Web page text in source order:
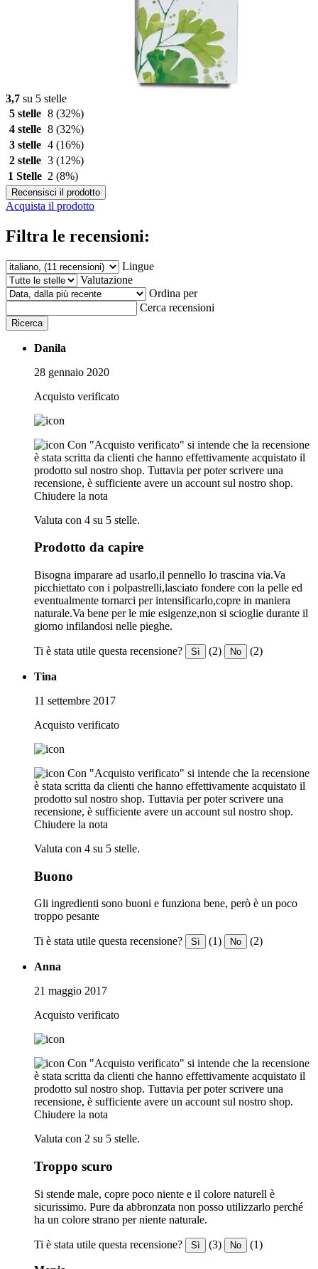
3,7 su 5 stelle
5 stelle 8 (32%)
4 stelle 8 (32%)
3 stelle 4 (16%)
2 stelle 3 (12%)
1 Stelle 2 (8%)
Recensisci il prodotto
Acquista il prodotto
Filtra le recensioni:
Lingue
Valutazione
Ordina per
Cerca recensioni
Ricerca
Danila
28 gennaio 2020
Acquisto verificato
Con "Acquisto verificato" si intende che la recensione
è stata scritta da clienti che hanno effettivamente acquistato il
prodotto sul nostro shop. Tuttavia per poter scrivere una
recensione, è sufficiente avere un account sul nostro shop.
Chiudere la nota
Valuta con 4 su 5 stelle.
Prodotto da capire
Bisogna imparare ad usarlo,il pennello lo trascina via.Va
picchiettato con i polpastrelli,lasciato fondere con la pelle ed
eventualmente tornarci per intensificarlo,copre in maniera
naturale.Va bene per le mie esigenze,non si scioglie durante il
giorno infilandosi nelle pieghe.
Ti è stata utile questa recensione? Sì (2) No (2)
Tina
11 settembre 2017
Acquisto verificato
Con "Acquisto verificato" si intende che la recensione
è stata scritta da clienti che hanno effettivamente acquistato il
prodotto sul nostro shop. Tuttavia per poter scrivere una
recensione, è sufficiente avere un account sul nostro shop.
Chiudere la nota
Valuta con 4 su 5 stelle.
Buono
Gli ingredienti sono buoni e funziona bene, però è un poco
troppo pesante
Ti è stata utile questa recensione? Sì (1) No (2)
Anna
21 maggio 2017
Acquisto verificato
Con "Acquisto verificato" si intende che la recensione
è stata scritta da clienti che hanno effettivamente acquistato il
prodotto sul nostro shop. Tuttavia per poter scrivere una
recensione, è sufficiente avere un account sul nostro shop.
Chiudere la nota
Valuta con 2 su 5 stelle.
Troppo scuro
Si stende male, copre poco niente e il colore naturell è
sicurissimo. Pure da abbronzata non posso utilizzarlo perché
ha un colore strano per niente naturale.
Ti è stata utile questa recensione? Sì (3) No (1)